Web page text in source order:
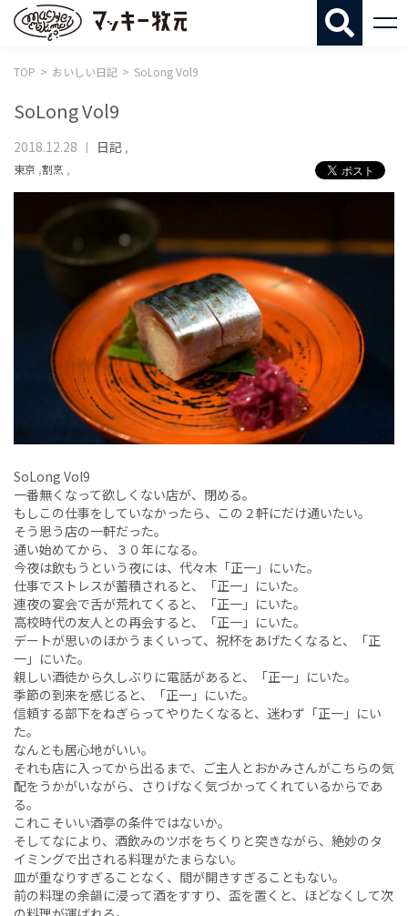
TOP おいしい日記 SoLong Vol9
SoLong Vol9
2018.12.28 日記 ,
東京 ,割烹 ,
SoLong Vol9
一番無くなって欲しくない店が、閉める。
もしこの仕事をしていなかったら、この２軒にだけ通いたい。
そう思う店の一軒だった。
通い始めてから、３０年になる。
今夜は飲もうという夜には、代々木「正一」にいた。
仕事でストレスが蓄積されると、「正一」にいた。
連夜の宴会で舌が荒れてくると、「正一」にいた。
高校時代の友人との再会すると、「正一」にいた。
デートが思いのほかうまくいって、祝杯をあげたくなると、「正
一」にいた。
親しい酒徒から久しぶりに電話があると、「正一」にいた。
季節の到来を感じると、「正一」にいた。
信頼する部下をねぎらってやりたくなると、迷わず「正一」にい
た。
なんとも居心地がいい。
それも店に入ってから出るまで、ご主人とおかみさんがこちらの気
配をうかがいながら、さりげなく気づかってくれているからであ
る。
これこそいい酒亭の条件ではないか。
そしてなにより、酒飲みのツボをちくりと突きながら、絶妙のタ
イミングで出される料理がたまらない。
皿が重なりすぎることなく、間が開きすぎることもない。
前の料理の余韻に浸って酒をすすり、盃を置くと、ほどなくして次